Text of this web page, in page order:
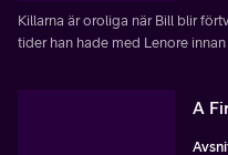
Killarna är oroliga när Bill blir
tider han hade med Lenore
A